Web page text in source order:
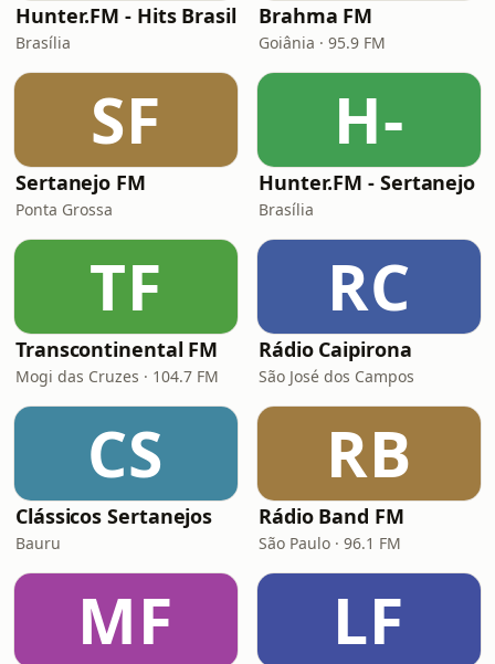
Hunter.FM - Hits Brasil
Brasília
Brahma FM
Goiânia · 95.9 FM
SF
Sertanejo FM
Ponta Grossa
H-
Hunter.FM - Sertanejo
Brasília
TF
Transcontinental FM
Mogi das Cruzes · 104.7 FM
RC
Rádio Caipirona
São José dos Campos
CS
Clássicos Sertanejos
Bauru
RB
Rádio Band FM
São Paulo · 96.1 FM
MF LF